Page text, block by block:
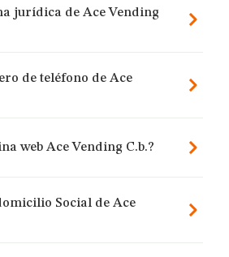
jurídica de Ace Vending
de teléfono de Ace
web Ace Vending C.b.?
Social de Ace